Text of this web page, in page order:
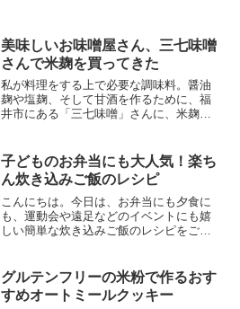
美味しいお味噌屋さん、三七味噌
さんで米麹を買ってきた
私が料理をする上で必要な調味料。醤油
麹や塩麹、そして甘酒を作るために、福
井市にある「三七味噌」さんに、米麹を
流れているような雰囲気がありました。
「三七味噌」さんは、麹...
子どものお弁当にも大人気！楽ち
ん炊き込みご飯のレシピ
こんにちは。今日は、お弁当にも夕食に
も、運動会や遠足などのイベントにも嬉
しい簡単な炊き込みご飯のレシピをご紹
うかもしれませんが、これがとっても簡
単にできるんです...
グルテンフリーの米粉で作るおす
すめオートミールクッキー